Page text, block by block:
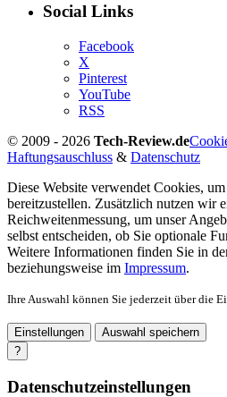
Social Links
Facebook
X
Pinterest
YouTube
RSS
© 2009 - 2026 Tech-Review.de
Haftungsauschluss & Datenschutz
Diese Website verwendet Cookies,
bereitzustellen. Zusätzlich nutzen wir
Reichweitenmessung, um unser
selbst entscheiden, ob Sie optionale
Weitere Informationen finden Sie in
beziehungsweise im Impressum.
Ihre Auswahl können Sie jederzeit über die
Einstellungen
Auswahl speichern
?
Datenschutzeinstellungen